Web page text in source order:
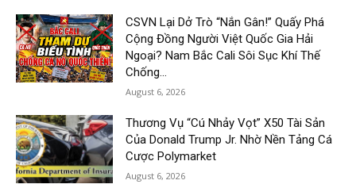
CSVN Lại Dở Trò “Nắn Gân!” Quấy Phá
Cộng Đồng Người Việt Quốc Gia Hải
Ngoại? Nam Bắc Cali Sôi Sục Khí Thế
Chống...
August 6, 2026
Thương Vụ “Cú Nhảy Vọt” X50 Tài Sản
Của Donald Trump Jr. Nhờ Nền Tảng Cá
Cược Polymarket
August 6, 2026